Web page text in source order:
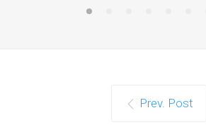
Prev. Post